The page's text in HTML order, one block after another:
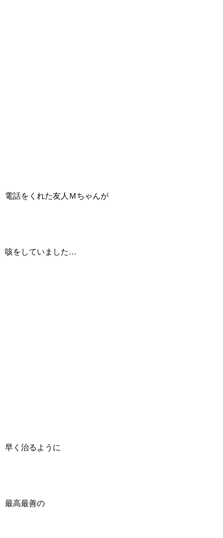
電話をくれた友人Ｍちゃんが
咳をしていました…
早く治るように
最高最善の